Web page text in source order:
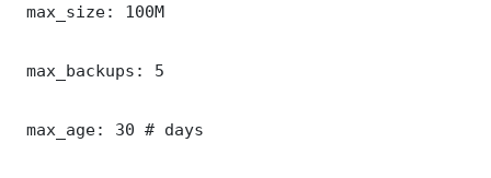
max_size: 100M
max_backups: 5
max_age: 30 # days